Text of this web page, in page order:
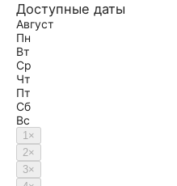
Доступные даты
Август
Пн
Вт
Ср
Чт
Пт
Сб
Вс
1×
2×
3×